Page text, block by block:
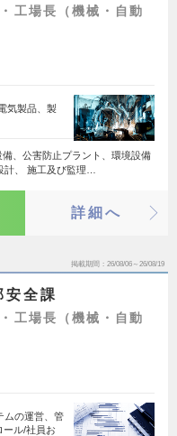
工場長（機械・自動
気製品、製
備、公害防止プラント、環境設備
計、 施工及び監理…
詳細へ
掲載期間 26/08/06～26/08/19
安全課
工場長（機械・自動
ムの運営、管
ール/社員お